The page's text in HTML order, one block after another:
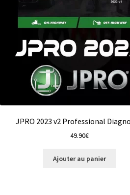
JPRO 2023 v2 Professional
49.90€
Ajouter au panier